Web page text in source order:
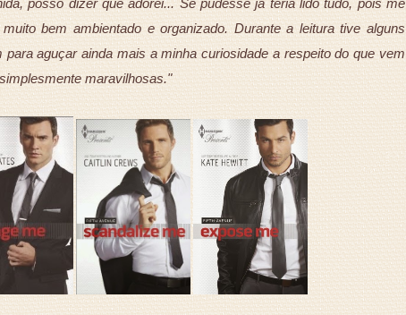
posso dizer que adorei... Se pudesse já teria lido tudo, pois me
bem ambientado e organizado. Durante a leitura tive alguns
aguçar ainda mais a minha curiosidade a respeito do que vem
maravilhosas."